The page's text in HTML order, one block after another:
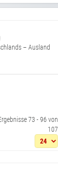
– Ausland
73 - 96 von
107